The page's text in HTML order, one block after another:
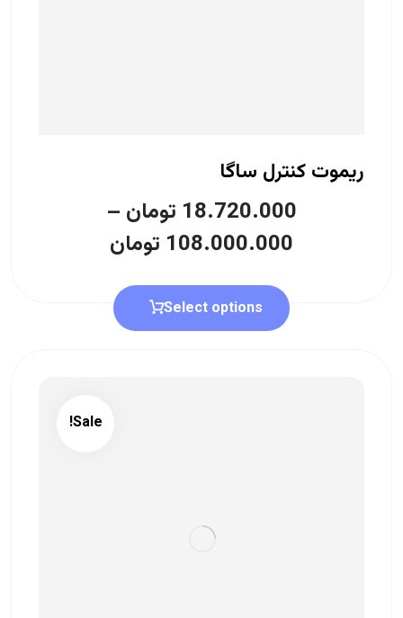
ریموت کنترل ساگا
18.720.000 تومان –
108.000.000 تومان
Select options
Sale!